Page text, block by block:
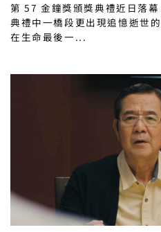
第 57 金鐘獎頒獎典禮近日落幕
典禮中一橋段更出現追憶逝世
在生命最後一...